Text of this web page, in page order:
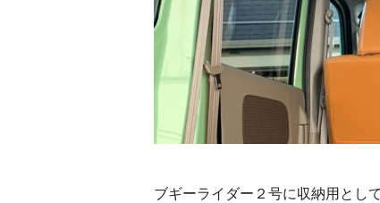
ブギーライダー２号に収納用とし